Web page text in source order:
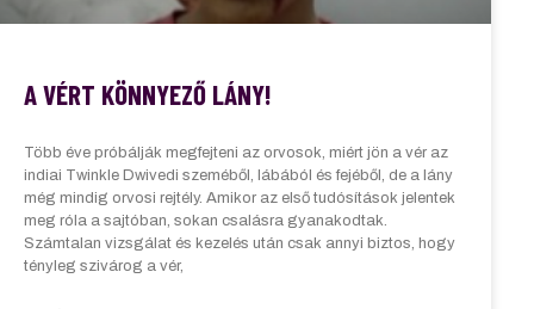
A VÉRT KÖNNYEZŐ LÁNY!
Több éve próbálják megfejteni az orvosok, miért jön a vér az
indiai Twinkle Dwivedi szeméből, lábából és fejéből, de a lány
még mindig orvosi rejtély. Amikor az első tudósítások jelentek
meg róla a sajtóban, sokan csalásra gyanakodtak.
Számtalan vizsgálat és kezelés után csak annyi biztos, hogy
tényleg szivárog a vér,